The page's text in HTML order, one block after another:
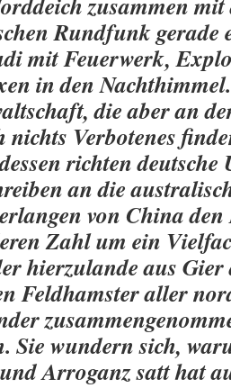
Rundfunk gerade
mit Feuerwerk,
in den
die aber an
nichts Verbotenes
richten deutsche
an die
von China
Zahl um ein
hierzulande aus
Feldhamster aller
Sie wundern sich,
Arroganz satt hat